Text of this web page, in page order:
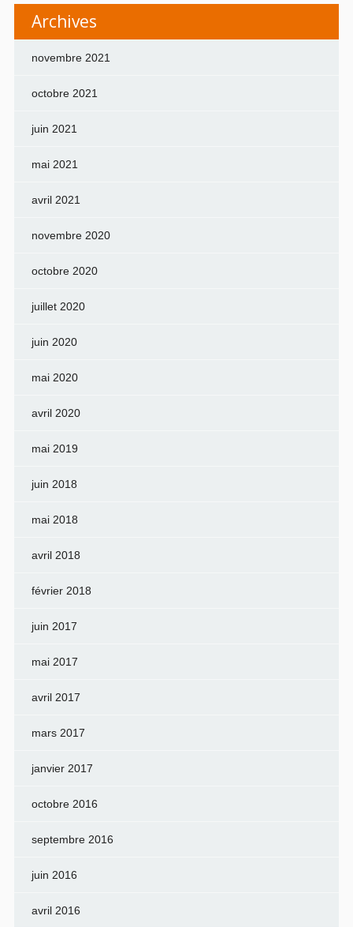
Archives
novembre 2021
octobre 2021
juin 2021
mai 2021
avril 2021
novembre 2020
octobre 2020
juillet 2020
juin 2020
mai 2020
avril 2020
mai 2019
juin 2018
mai 2018
avril 2018
février 2018
juin 2017
mai 2017
avril 2017
mars 2017
janvier 2017
octobre 2016
septembre 2016
juin 2016
avril 2016